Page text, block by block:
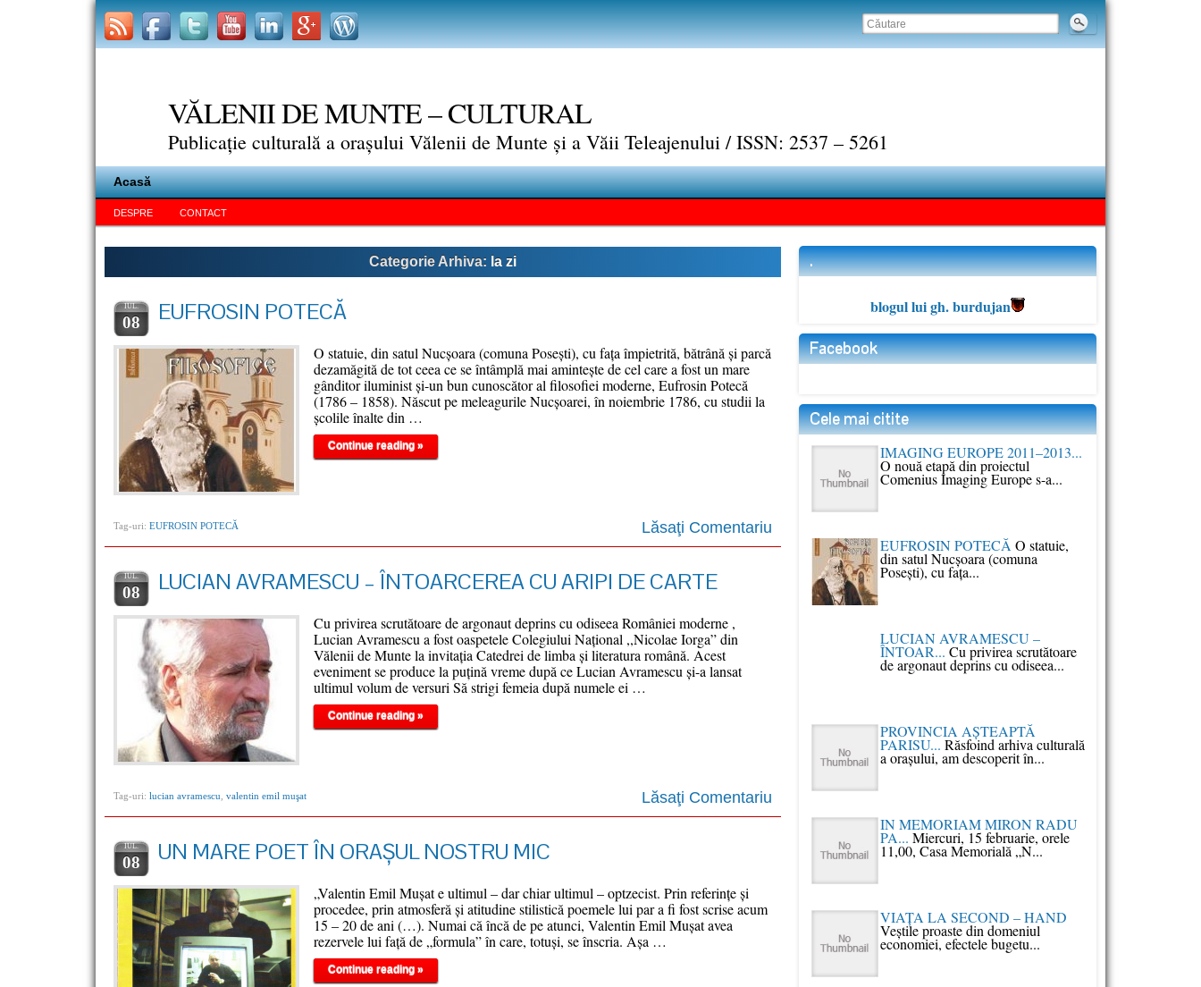
VĂLENII DE MUNTE – CULTURAL
Publicație culturală a orașului Vălenii de Munte și a Văii Teleajenului / ISSN: 2537 – 5261
Acasă
DESPRE CONTACT
Categorie Arhiva: la zi
IUL.
08 EUFROSIN POTECĂ
O statuie, din satul Nucşoara (comuna Poseşti), cu faţa împietrită, bătrână şi parcă
dezamăgită de tot ceea ce se întâmplă mai aminteşte de cel care a fost un mare
gânditor iluminist şi-un bun cunoscător al filosofiei moderne, Eufrosin Potecă
(1786 – 1858). Născut pe meleagurile Nucşoarei, în noiembrie 1786, cu studii la
şcolile înalte din …
Continue reading »
Tag-uri: EUFROSIN POTECĂ Lăsaţi Comentariu
IUL.
08 LUCIAN AVRAMESCU – ÎNTOARCEREA CU ARIPI DE CARTE
Cu privirea scrutătoare de argonaut deprins cu odiseea României moderne ,
Lucian Avramescu a fost oaspetele Colegiului Naţional ,,Nicolae Iorga” din
Vălenii de Munte la invitaţia Catedrei de limba şi literatura română. Acest
eveniment se produce la puţină vreme după ce Lucian Avramescu şi-a lansat
ultimul volum de versuri Să strigi femeia după numele ei …
Continue reading »
Tag-uri: lucian avramescu valentin emil muşat Lăsaţi Comentariu
IUL.
08 UN MARE POET ÎN ORAȘUL NOSTRU MIC
„Valentin Emil Mușat e ultimul – dar chiar ultimul – optzecist. Prin referințe și
procedee, prin atmosferă și atitudine stilistică poemele lui par a fi fost scrise acum
15 – 20 de ani (…). Numai că încă de pe atunci, Valentin Emil Mușat avea
rezervele lui față de „formula” în care, totuși, se înscria. Așa …
Continue reading »
.
blogul lui gh. burdujan
Facebook
Cele mai citite
IMAGING EUROPE 2011–2013...
O nouă etapă din proiectul
Comenius Imaging Europe s-a...
EUFROSIN POTECĂ O statuie,
din satul Nucşoara (comuna
Poseşti), cu faţa...
LUCIAN AVRAMESCU –
ÎNTOAR... Cu privirea scrutătoare
de argonaut deprins cu odiseea...
PROVINCIA AŞTEAPTĂ
PARISU... Răsfoind arhiva culturală
a oraşului, am descoperit în...
IN MEMORIAM MIRON RADU
PA... Miercuri, 15 februarie, orele
11,00, Casa Memorială „N...
VIAŢA LA SECOND – HAND
Veştile proaste din domeniul
economiei, efectele bugetu...